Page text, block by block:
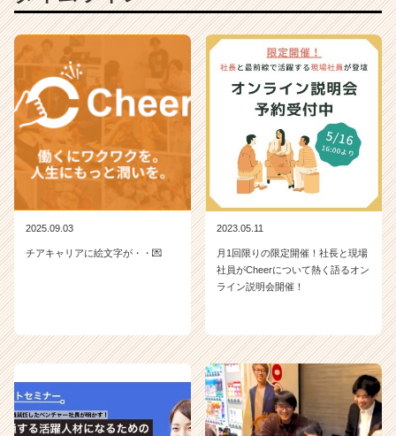
2025.09.03
チアキャリアに絵文字が・・💌
2023.05.11
月1回限りの限定開催！社長と現場
社員がCheerについて熱く語るオン
ライン説明会開催！